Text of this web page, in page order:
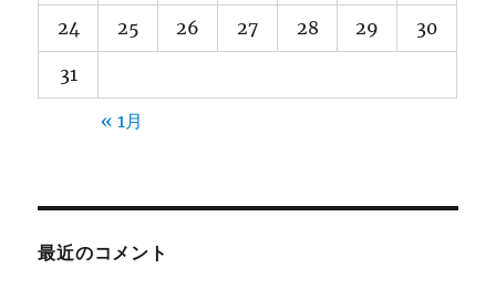
24 25 26 27 28 29 30
31
« 1月
最近のコメント